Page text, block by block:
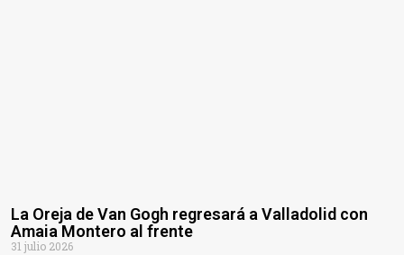
La Oreja de Van Gogh regresará a Valladolid con
Amaia Montero al frente
31 julio 2026